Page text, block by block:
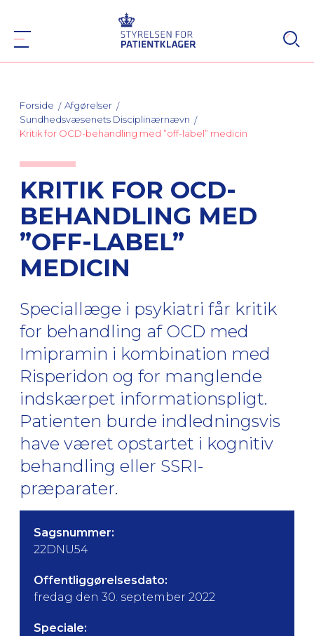
Forside
Afgørelser
Sundhedsvæsenets Disciplinærnævn
Kritik for OCD-behandling med ”off-label” medicin
KRITIK FOR OCD-
BEHANDLING MED
”OFF-LABEL”
MEDICIN
Speciallæge i psykiatri får kritik
for behandling af OCD med
Imipramin i kombination med
Risperidon og for manglende
indskærpet informationspligt.
Patienten burde indledningsvis
have været opstartet i kognitiv
behandling eller SSRI-
præparater.
Sagsnummer:
22DNU54
Offentliggørelsesdato:
fredag den 30. september 2022
Speciale: